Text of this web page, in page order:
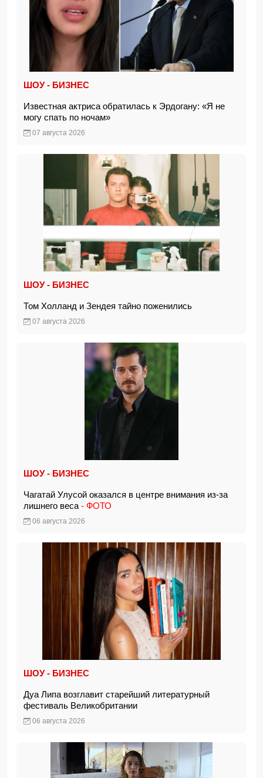
ШОУ - БИЗНЕС
Известная актриса обратилась к Эрдогану: «Я не
могу спать по ночам»
07 августа 2026
ШОУ - БИЗНЕС
Том Холланд и Зендея тайно поженились
07 августа 2026
ШОУ - БИЗНЕС
Чагатай Улусой оказался в центре внимания из-за
лишнего веса - ФОТО
06 августа 2026
ШОУ - БИЗНЕС
Дуа Липа возглавит старейший литературный
фестиваль Великобритании
06 августа 2026